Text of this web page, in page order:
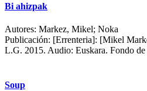
Bi ahizpak
Autores: Markez, Mikel; Noka
Publicación: [Errenteria]: [Mikel
L.G. 2015. Audio: Euskara. Fondo
Soup